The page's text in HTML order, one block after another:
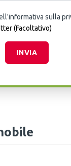
sulla
(Facoltativo)
INVIA